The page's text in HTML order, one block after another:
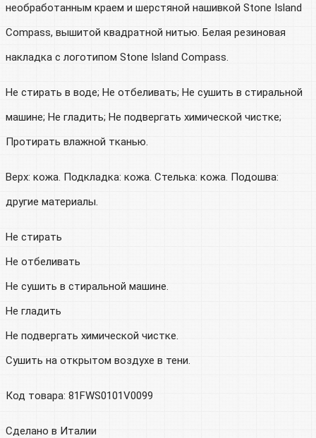
необработанным краем и шерстяной нашивкой Stone Island
Compass, вышитой квадратной нитью. Белая резиновая
накладка с логотипом Stone Island Compass.
Не стирать в воде; Не отбеливать; Не сушить в стиральной
машине; Не гладить; Не подвергать химической чистке;
Протирать влажной тканью.
Верх: кожа. Подкладка: кожа. Стелька: кожа. Подошва:
другие материалы.
Не стирать
Не отбеливать
Не сушить в стиральной машине.
Не гладить
Не подвергать химической чистке.
Сушить на открытом воздухе в тени.
Код товара: 81FWS0101V0099
Сделано в Италии